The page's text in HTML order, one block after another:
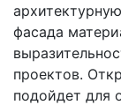
фасада
проектов.
подойдет для